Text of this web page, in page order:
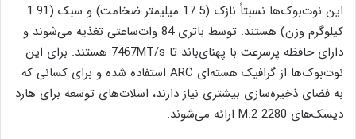
این نوت‌بوک‌ها نسبتاً نازک (17.5 میلیمتر ضخامت) و سبک‌ (1.91
کیلوگرم وزن) هستند. توسط باتری 84 وات‌ساعتی تغذیه می‌شوند و
دارای حافظه پرسرعت با پهنای‌باند تا 7467MT/s هستند. برای این
نوت‌بوک‌ها از گرافیک هسته‌ای ARC استفاده شده و برای کسانی که
به فضای ذخیره‌سازی بیشتری نیاز دارند، اسلات‌های توسعه برای هارد
دیسک‌های M.2 2280 ارائه می‌شوند.